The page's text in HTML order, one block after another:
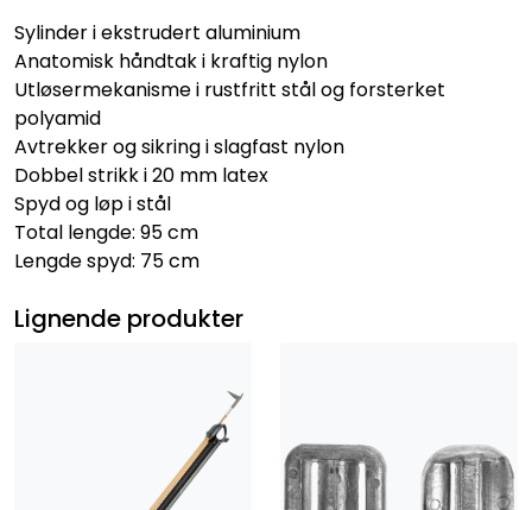
Sylinder i ekstrudert aluminium
Anatomisk håndtak i kraftig nylon
Utløsermekanisme i rustfritt stål og forsterket
polyamid
Avtrekker og sikring i slagfast nylon
Dobbel strikk i 20 mm latex
Spyd og løp i stål
Total lengde: 95 cm
Lengde spyd: 75 cm
Lignende produkter